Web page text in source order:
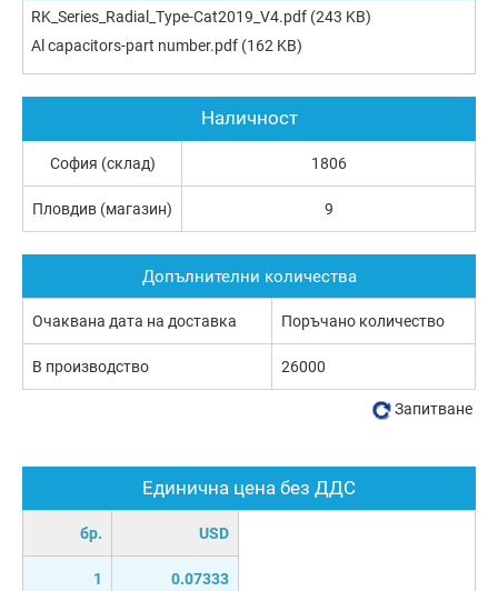
RK_Series_Radial_Type-Cat2019_V4.pdf (243 KB)
Al capacitors-part number.pdf (162 KB)
Единична цена без ДДС
бр. USD
1 0.07333
Наличност
София (склад) 1806
Пловдив (магазин) 9
Допълнителни количества
Очаквана дата на доставка Поръчано количество
В производство 26000
Запитване